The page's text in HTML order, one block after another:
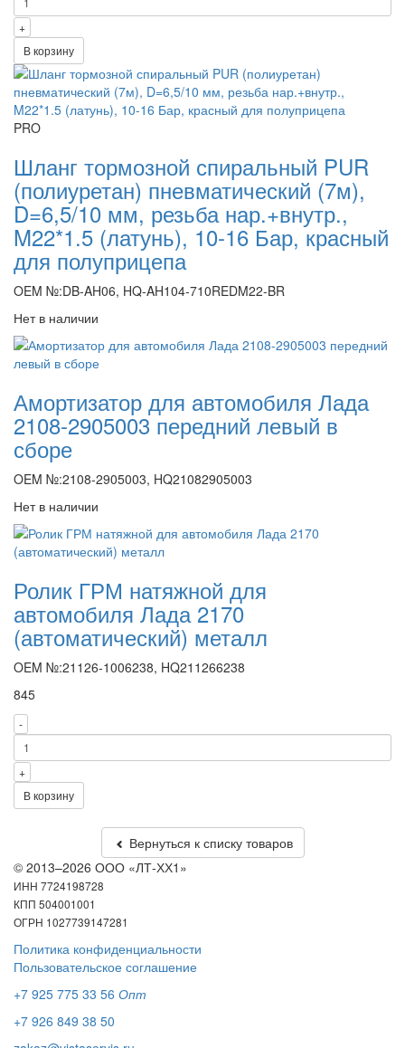
+
В корзину
PRO
Шланг тормозной спиральный PUR
(полиуретан) пневматический (7м),
D=6,5/10 мм, резьба нар.+внутр.,
M22*1.5 (латунь), 10-16 Бар, красный
для полуприцепа
OEM №:DB-AH06, HQ-AH104-710REDM22-BR
Нет в наличии
Амортизатор для автомобиля Лада
2108-2905003 передний левый в
сборе
OEM №:2108-2905003, HQ21082905003
Нет в наличии
Ролик ГРМ натяжной для
автомобиля Лада 2170
(автоматический) металл
OEM №:21126-1006238, HQ211266238
845
-
+
В корзину
Вернуться к списку товаров
© 2013–2026 ООО «ЛТ-ХХ1»
ИНН 7724198728
КПП 504001001
ОГРН 1027739147281
Политика конфиденциальности
Пользовательское соглашение
+7 925 775 33 56 Опт
+7 926 849 38 50